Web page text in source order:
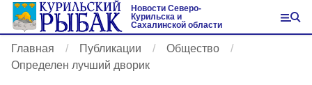
Новости Северо-
Курильска и
Сахалинской области
Главная Публикации
Общество
Определен лучший дворик